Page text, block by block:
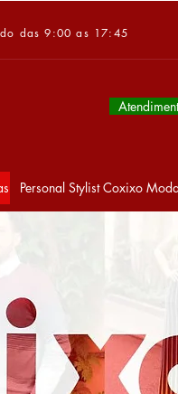
das 9:00 as 17:45
Personal Stylist Coxixo